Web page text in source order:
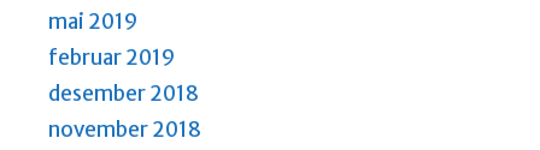
mai 2019
februar 2019
desember 2018
november 2018